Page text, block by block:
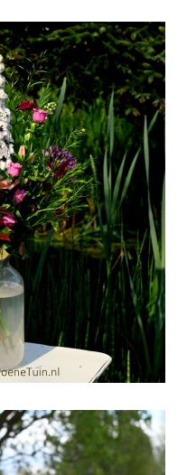
gratis-